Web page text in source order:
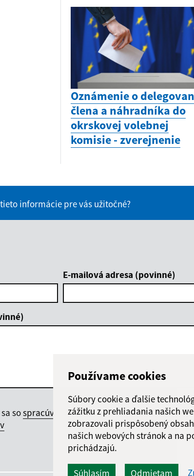
Používame cookies
Súbory cookie a ďalšie
zážitku z prehliadania našich
zobrazovali prispôsobený
našich webových stránok a na
prichádzajú.
Súhlasím Odmietam
Oznámenie o
člena a náhradníka do
okrskovej volebnej
komisie - zverejnenie
informácie pre vás užitočné?
E-mailová adresa (povinné)
sospracúvaním
Google reCaptcha
Odoslať správu